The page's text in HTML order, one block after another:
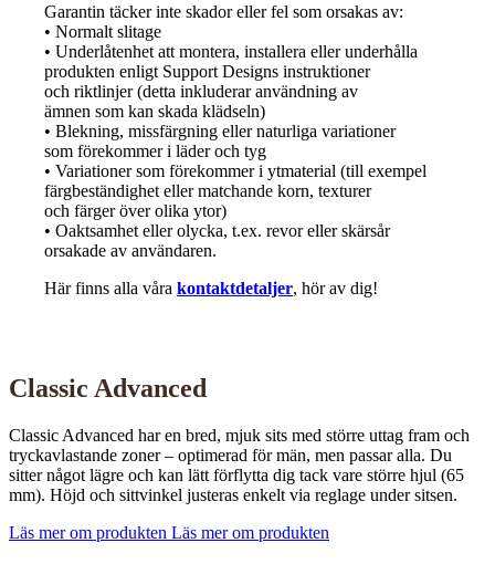
Garantin täcker inte skador eller fel som orsakas av:
• Normalt slitage
• Underlåtenhet att montera, installera eller underhålla
produkten enligt Support Designs instruktioner
och riktlinjer (detta inkluderar användning av
ämnen som kan skada klädseln)
• Blekning, missfärgning eller naturliga variationer
som förekommer i läder och tyg
• Variationer som förekommer i ytmaterial (till exempel
färgbeständighet eller matchande korn, texturer
och färger över olika ytor)
• Oaktsamhet eller olycka, t.ex. revor eller skärsår
orsakade av användaren.
Här finns alla våra kontaktdetaljer, hör av dig!
Classic Advanced
Classic Advanced har en bred, mjuk sits med större uttag fram och
tryckavlastande zoner – optimerad för män, men passar alla. Du
sitter något lägre och kan lätt förflytta dig tack vare större hjul (65
mm). Höjd och sittvinkel justeras enkelt via reglage under sitsen.
Läs mer om produkten Läs mer om produkten